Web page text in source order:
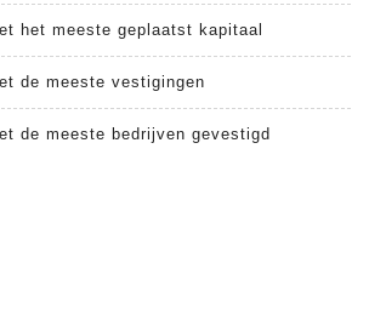
het meeste geplaatst kapitaal
de meeste vestigingen
de meeste bedrijven gevestigd